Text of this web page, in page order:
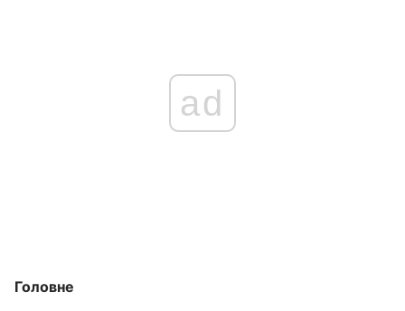
ad
Головне